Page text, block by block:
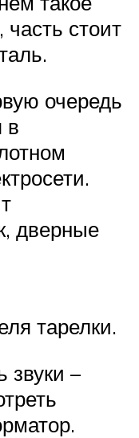
стоит
очередь
в
дверные
тарелки.
звуки –